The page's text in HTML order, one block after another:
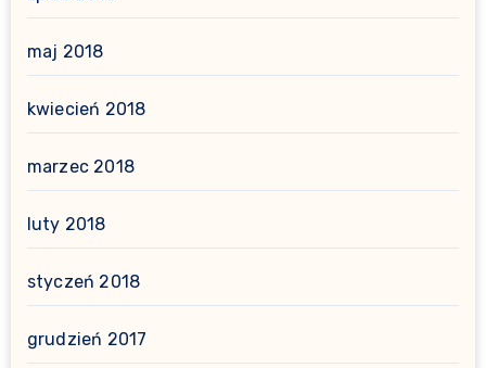
maj 2018
kwiecień 2018
marzec 2018
luty 2018
styczeń 2018
grudzień 2017